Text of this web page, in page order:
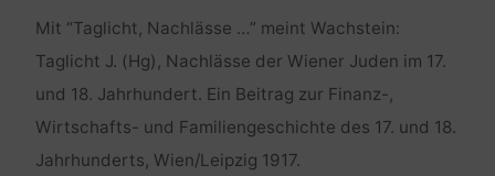
Mit “Taglicht, Nachlässe …” meint Wachstein:
Taglicht J. (Hg), Nachlässe der Wiener Juden im 17.
und 18. Jahrhundert. Ein Beitrag zur Finanz-,
Wirtschafts- und Familiengeschichte des 17. und 18.
Jahrhunderts, Wien/Leipzig 1917.